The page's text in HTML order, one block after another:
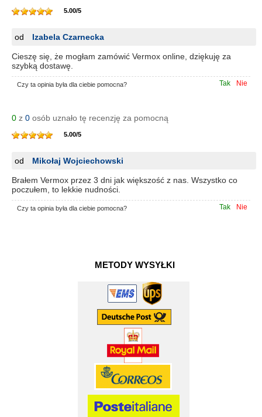
5.00/5
od Izabela Czarnecka
Cieszę się, że mogłam zamówić Vermox online, dziękuję za
szybką dostawę.
Nie
Tak
Czy ta opinia była dla ciebie pomocna?
0 z 0 osób uznało tę recenzję za pomocną
5.00/5
od Mikołaj Wojciechowski
Brałem Vermox przez 3 dni jak większość z nas. Wszystko co
poczułem, to lekkie nudności.
Nie
Tak
Czy ta opinia była dla ciebie pomocna?
METODY WYSYŁKI